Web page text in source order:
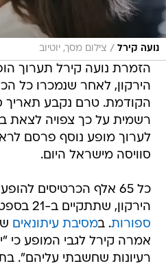
נועה קירל / צילום מסך, יוטיוב
הזמרת נועה קירל תערוך
הירקון, לאחר שנמכרו כל
הקודמת. טרם נקבע תאריך
רשמית על כך צפויה לצאת
לערוך מופע נוסף פרסם
סוויסה מישראל היום.
כל 65 אלף הכרטיסים
הירקון, שתתקיים ב-21 בספטמבר,
ספורות. במסיבת עיתונאים
אמרה קירל לגבי המופע כי
רעיונות שחשבתי עליהם".